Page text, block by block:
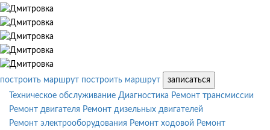
построить маршрут построить маршрут
записаться
Техническое обслуживание Диагностика Ремонт трансмиссии
Ремонт двигателя Ремонт дизельных двигателей
Ремонт электрооборудования Ремонт ходовой Ремонт